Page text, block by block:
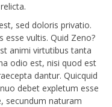
sed doloris privatio.
vultis. Quid Zeno?
animi virtutibus tanta
odio est, nisi quod est
dantur. Quicquid
debet expletum esse
secundum naturam